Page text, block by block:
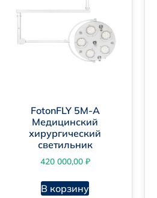
FotonFLY 5М-A
Медицинский
хирургический
светильник
420 000,00 ₽
В корзину